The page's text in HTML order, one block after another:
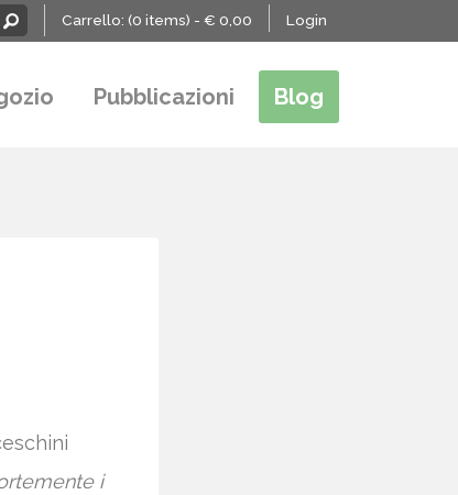
Carrello: (0 items) - € 0,00 Login
Pubblicazioni Blog
i